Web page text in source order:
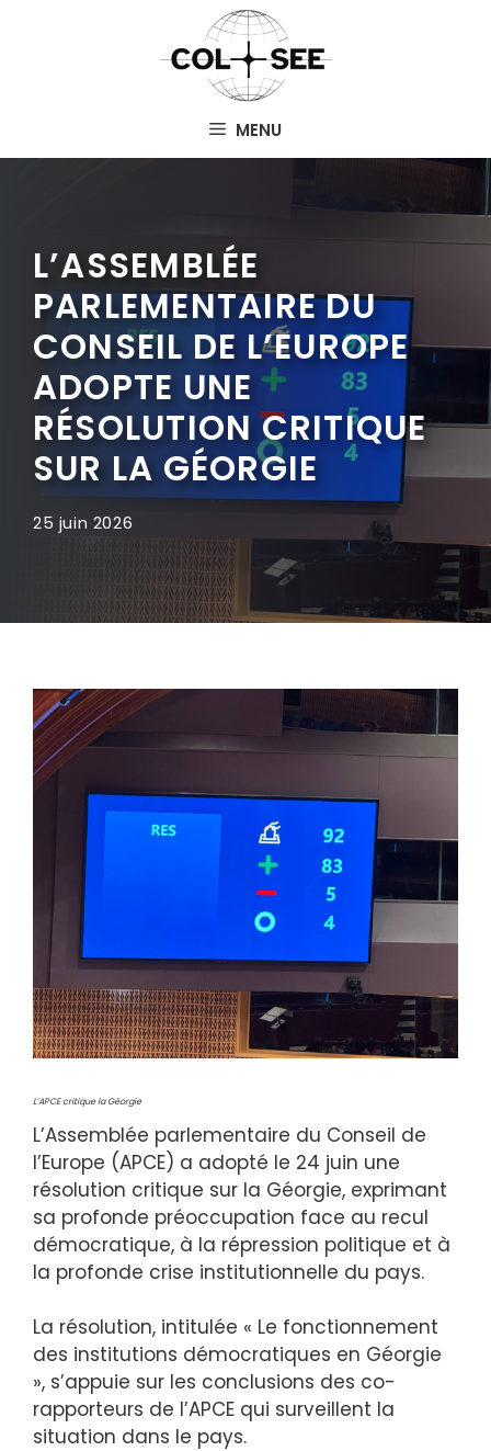
MENU
L’ASSEMBLÉE
PARLEMENTAIRE DU
CONSEIL DE L’EUROPE
ADOPTE UNE
RÉSOLUTION CRITIQUE
SUR LA GÉORGIE
25 juin 2026
L’APCE critique la Géorgie
L’Assemblée parlementaire du Conseil de
l’Europe (APCE) a adopté le 24 juin une
résolution critique sur la Géorgie, exprimant
sa profonde préoccupation face au recul
démocratique, à la répression politique et à
la profonde crise institutionnelle du pays.
La résolution, intitulée « Le fonctionnement
des institutions démocratiques en Géorgie
», s’appuie sur les conclusions des co-
rapporteurs de l’APCE qui surveillent la
situation dans le pays.